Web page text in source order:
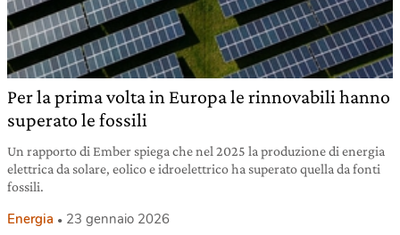
Per la prima volta in Europa le rinnovabili hanno
superato le fossili
Un rapporto di Ember spiega che nel 2025 la produzione di energia
elettrica da solare, eolico e idroelettrico ha superato quella da fonti
fossili.
Energia 23 gennaio 2026